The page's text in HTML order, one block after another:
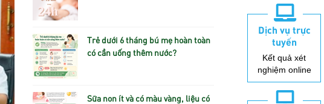
Trẻ dưới 6 tháng bú mẹ hoàn toàn
có cần uống thêm nước?
Sữa non ít và có màu vàng, liệu có
Dịch vụ trực
tuyến
Kết quả xét
nghiệm online